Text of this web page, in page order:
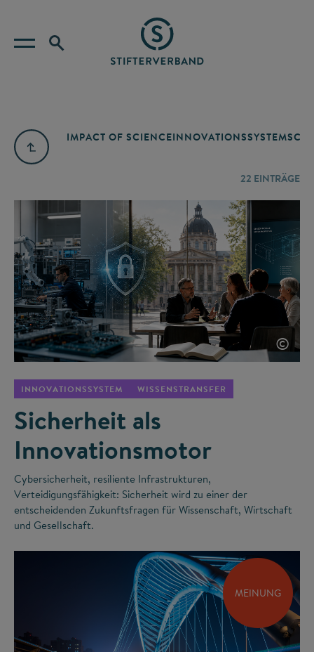
IMPACT OF SCIENCEINNOVATIONSSYSTEM
22 EINTRÄGE
©
INNOVATIONSSYSTEM WISSENSTRANSFER
Sicherheit als
Innovationsmotor
Cybersicherheit, resiliente Infrastrukturen,
Verteidigungsfähigkeit: Sicherheit wird zu einer der
entscheidenden Zukunftsfragen für Wissenschaft, Wirtschaft
und Gesellschaft.
MEINUNG